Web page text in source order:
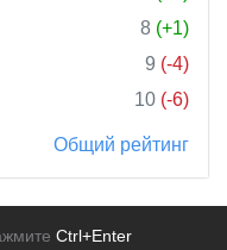
8 (+1)
9 (-4)
10 (-6)
Общий рейтинг
Ctrl+Enter